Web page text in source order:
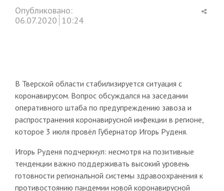
Опубликовано:
06.07.2020 10:24
В Тверской области стабилизируется ситуация с
коронавирусом. Вопрос обсуждался на заседании
оперативного штаба по предупреждению завоза и
распространения коронавирусной инфекции в регионе,
которое 3 июля провёл Губернатор Игорь Руденя.
Игорь Руденя подчеркнул: несмотря на позитивные
тенденции важно поддерживать высокий уровень
готовности региональной системы здравоохранения к
противостоянию пандемии новой коронавирусной